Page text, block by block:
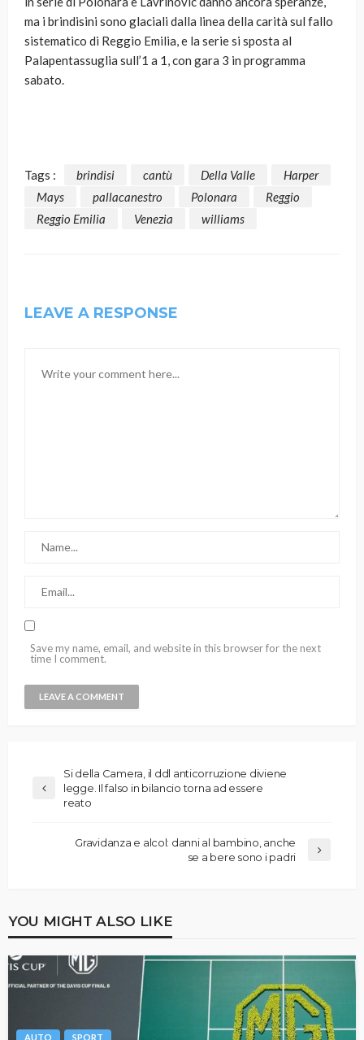
ma i brindisini sono glaciali dalla linea della carità sul fallo
sistematico di Reggio Emilia, e la serie si sposta al
Palapentassuglia sull’1 a 1, con gara 3 in programma
sabato.
Tags : brindisi cantù Della Valle
Harper
Mays
pallacanestro Polonara
Reggio
Reggio Emilia
Venezia williams
LEAVE A RESPONSE
Save my name, email, and website in this browser for the next
time I comment.
Si della Camera, il ddl anticorruzione diviene
legge. Il falso in bilancio torna ad essere
reato
Gravidanza e alcol: danni al bambino, anche
se a bere sono i padri
YOU MIGHT ALSO LIKE
AUTO SPORT